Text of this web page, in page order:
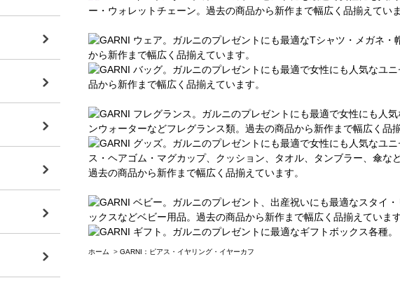
ホーム > GARNI：ピアス・イヤリング・イヤーカフ